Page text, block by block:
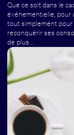
Que ce soit dans le
événementielle, pour
tout simplement
reconquérir ses
de plus…